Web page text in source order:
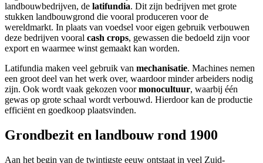
landbouwbedrijven, de latifundia. Dit zijn bedrijven met grote
stukken landbouwgrond die vooral produceren voor de
wereldmarkt. In plaats van voedsel voor eigen gebruik verbouwen
deze bedrijven vooral cash crops, gewassen die bedoeld zijn voor
export en waarmee winst gemaakt kan worden.
Latifundia maken veel gebruik van mechanisatie. Machines nemen
een groot deel van het werk over, waardoor minder arbeiders nodig
zijn. Ook wordt vaak gekozen voormonocultuur, waarbij één
gewas op grote schaal wordt verbouwd. Hierdoor kan de productie
efficiënt en goedkoop plaatsvinden.
Grondbezit en landbouw rond 1900
Aan het begin van de twintigste eeuw ontstaat in veel Zuid-